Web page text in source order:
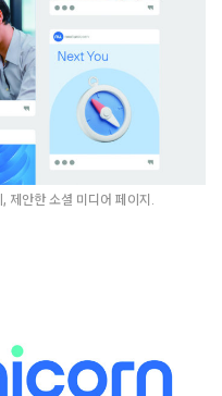
제안한 소셜 미디어 페이지.